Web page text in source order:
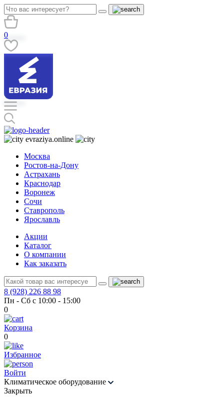
0
evraziya.online
Москва
Ростов-на-Дону
Астрахань
Краснодар
Воронеж
Сочи
Ставрополь
Ярославль
Акции
Каталог
О компании
Как заказать
8 (928) 226 88 98
Пн - Сб с 10:00 - 15:00
0
Корзина
0
Избранное
Войти
Климатическое оборудование
Закрыть